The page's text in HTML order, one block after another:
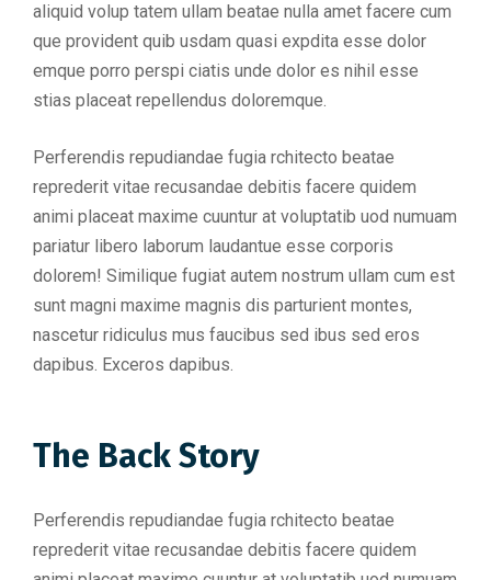
aliquid volup tatem ullam beatae nulla amet facere cum
que provident quib usdam quasi expdita esse dolor
emque porro perspi ciatis unde dolor es nihil esse
stias placeat repellendus doloremque.
Perferendis repudiandae fugia rchitecto beatae
reprederit vitae recusandae debitis facere quidem
animi placeat maxime cuuntur at voluptatib uod numuam
pariatur libero laborum laudantue esse corporis
dolorem! Similique fugiat autem nostrum ullam cum est
sunt magni maxime magnis dis parturient montes,
nascetur ridiculus mus faucibus sed ibus sed eros
dapibus. Exceros dapibus.
The Back Story
Perferendis repudiandae fugia rchitecto beatae
reprederit vitae recusandae debitis facere quidem